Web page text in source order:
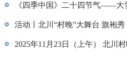
《四季中国》二十四节气——大
活动丨北川“村晚”大舞台 旗袍秀
雨唱杨州》
2025年11月23日（上午） 北川